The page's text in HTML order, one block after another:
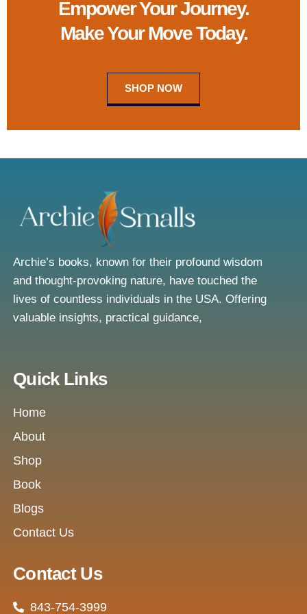
Empower Your Journey.
Make Your Move Today.
SHOP NOW
Archie’s books, known for their profound wisdom
and thought-provoking nature, have touched the
lives of countless individuals in the USA. Offering
valuable insights, practical guidance,
Quick Links
Home
About
Shop
Book
Blogs
Contact Us
Contact Us
843-754-3999